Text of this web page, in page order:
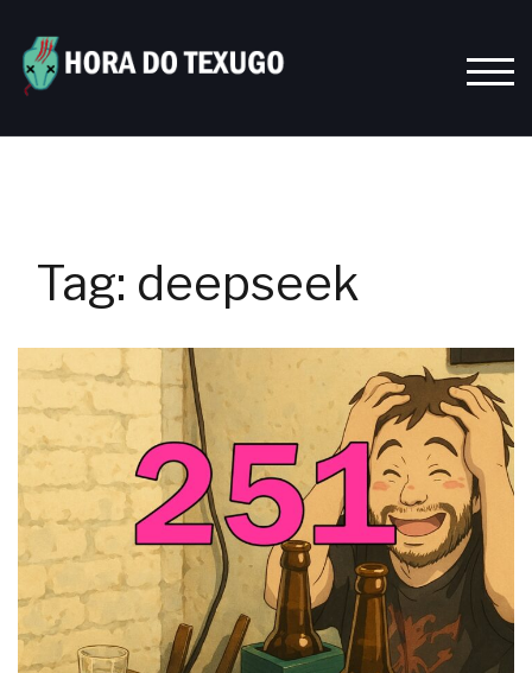
content
Tag: deepseek